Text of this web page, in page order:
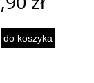
do koszyka